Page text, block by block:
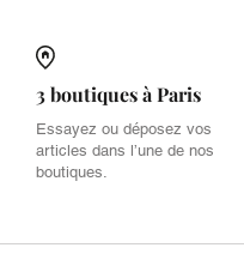
3 boutiques à Paris
Essayez ou déposez vos
articles dans l’une de nos
boutiques.